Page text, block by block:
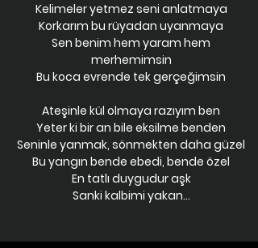
Kelimeler yetmez seni anlatmaya
Korkarım bu rüyadan uyanmaya
Sen benim hem yaram hem
merhemimsin
Bu koca evrende tek gerçeğimsin
Ateşinle kül olmaya razıyım ben
Yeter ki bir an bile eksilme benden
Seninle yanmak, sönmekten daha güzel
Bu yangın bende ebedi, bende özel
En tatlı duygudur aşk
Sanki kalbimi yakan...